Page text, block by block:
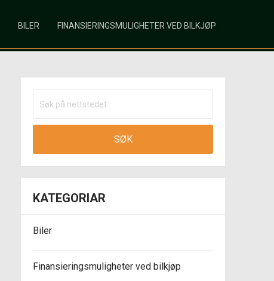
BILER FINANSIERINGSMULIGHETER VED BILKJØP
KATEGORIAR
Biler
Finansieringsmuligheter ved bilkjøp